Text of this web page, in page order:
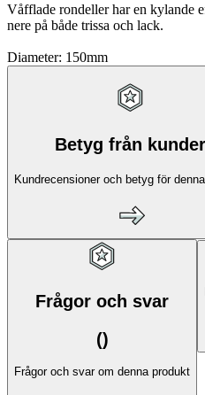
Våfflade rondeller har en kylande
nere på både trissa och lack.
Diameter: 150mm
Betyg från kunder
Kundrecensioner och betyg för
Frågor och svar
()
Frågor och svar om denna produkt